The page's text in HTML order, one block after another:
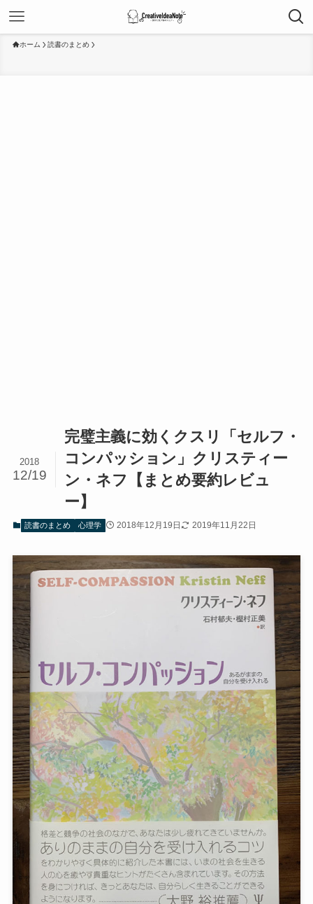
ホーム 読書のまとめ
完璧主義に効くクスリ「セルフ・
コンパッション」クリスティー
ン・ネフ【まとめ要約レビュ
ー】
2018
12/19
読書のまとめ 心理学 2018年12月19日 2019年11月22日